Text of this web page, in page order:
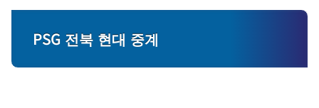
PSG 전북 현대 중계